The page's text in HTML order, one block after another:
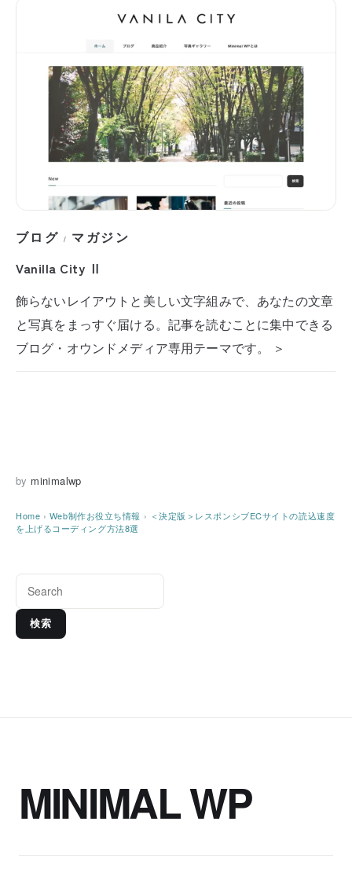
ブログ / マガジン
Vanilla City Ⅱ
飾らないレイアウトと美しい文字組みで、あなたの文章
と写真をまっすぐ届ける。記事を読むことに集中できる
ブログ・オウンドメディア専用テーマです。 ＞
by minimalwp
Home › Web制作お役立ち情報 › ＜決定版＞レスポンシブECサイトの読込速度
を上げるコーディング方法8選
検索
MINIMAL WP